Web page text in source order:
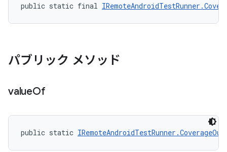
public static final
パブリック メソッド
valueOf
public static